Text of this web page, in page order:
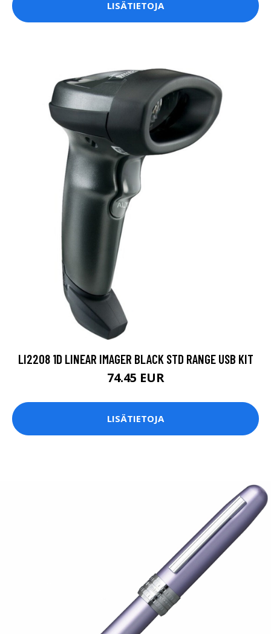
LISÄTIETOJA
LI2208 1D LINEAR IMAGER BLACK STD RANGE USB KIT
74.45 EUR
LISÄTIETOJA